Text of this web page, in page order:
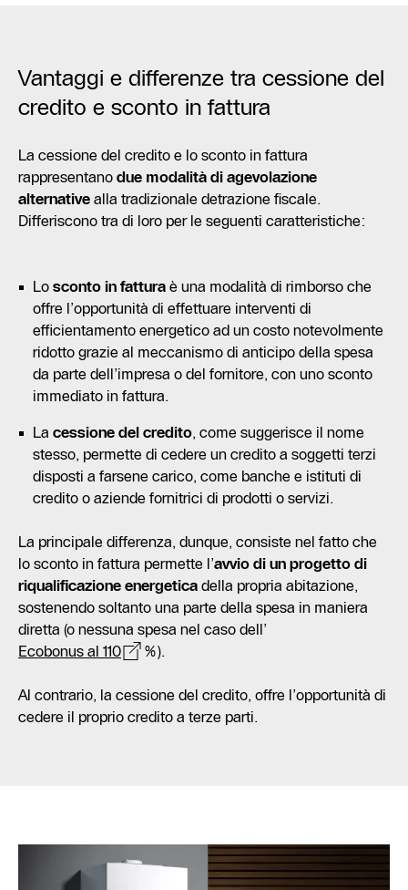
Vantaggi e differenze tra cessione del
credito e sconto in fattura
La cessione del credito e lo sconto in fattura
rappresentano due modalità di agevolazione
alternative alla tradizionale detrazione fiscale.
Differiscono tra di loro per le seguenti caratteristiche:
Lo sconto in fattura è una modalità di rimborso che
offre l’opportunità di effettuare interventi di
efficientamento energetico ad un costo notevolmente
ridotto grazie al meccanismo di anticipo della spesa
da parte dell’impresa o del fornitore, con uno sconto
immediato in fattura.
La cessione del credito, come suggerisce il nome
stesso, permette di cedere un credito a soggetti terzi
disposti a farsene carico, come banche e istituti di
credito o aziende fornitrici di prodotti o servizi.
La principale differenza, dunque, consiste nel fatto che
lo sconto in fattura permette l’avvio di un progetto di
riqualificazione energetica della propria abitazione,
sostenendo soltanto una parte della spesa in maniera
diretta (o nessuna spesa nel caso dell’
Ecobonus al 110
%).
Al contrario, la cessione del credito, offre l’opportunità di
cedere il proprio credito a terze parti.